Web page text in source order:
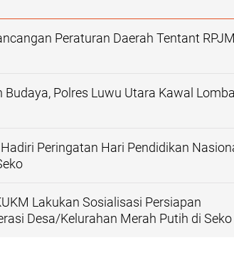
Peraturan Daerah Tentant
Budaya, Polres Luwu Utara Kawal
Peringatan Hari Pendidikan
Lakukan Sosialisasi Persiapan
Desa/Kelurahan Merah Putih di Seko